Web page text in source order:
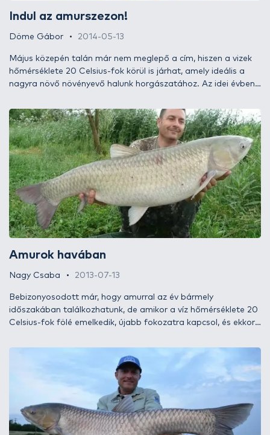
Indul az amurszezon!
Döme Gábor 2014-05-13
Május közepén talán már nem meglepő a cím, hiszen a vizek
hőmérséklete 20 Celsius-fok körül is járhat, amely ideális a
nagyra növő növényevő halunk horgászatához. Az idei évben
Március és április hónapokban is különösen eredményes
voltam. Hogyan, milyen módszerrel, milyen
csalogatóanyaggal? Az írásból minden kiderül!
Amurok havában
Nagy Csaba 2013-07-13
Bebizonyosodott már, hogy amurral az év bármely
időszakában találkozhatunk, de amikor a víz hőmérséklete 20
Celsius-fok fölé emelkedik, újabb fokozatra kapcsol, és ekkor
képes elfogyasztani naponta! Ez a legjobb horgászidőszak,
ekkor csalható (megfelelő csalogatóanyaggal) a
legkönnyebben horogra. Eljött hát végre a mi időnk!